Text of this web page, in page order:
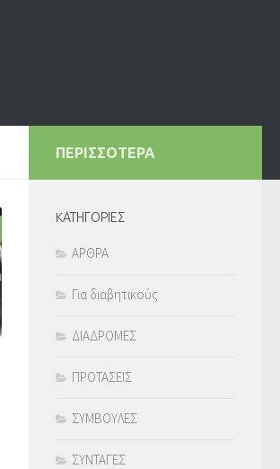
ΠΕΡΙΣΣΟΤΕΡΑ
KΑΤΗΓΟΡΙΕΣ
ΑΡΘΡΑ
Για διαβητικούς
ΔΙΑΔΡΟΜΕΣ
ΠΡΟΤΑΣΕΙΣ
ΣΥΜΒΟΥΛΕΣ
ΣΥΝΤΑΓΕΣ